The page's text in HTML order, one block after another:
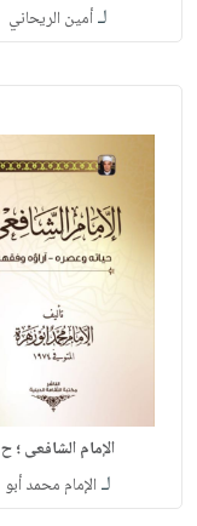
لـأمين الريحاني
الإمام الشافعى ؛ ح
لـ الإمام محمد أبو